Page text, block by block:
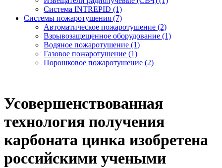
Система INTREPID (1)
Системы пожаротушения (7)
Автоматическое пожаротушение (2)
Взрывозащещенное оборудование (1)
Водяное пожаротушение (1)
Газовое пожаротушение (1)
Порошковое пожаротушение (2)
Усовершенствованная
технология получения
карбоната цинка изобретена
российскими учеными